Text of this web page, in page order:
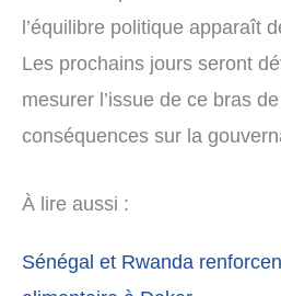
l’équilibre politique apparaît
Les prochains jours seront
mesurer l’issue de ce bras
conséquences sur la
À lire aussi :
Sénégal et Rwanda